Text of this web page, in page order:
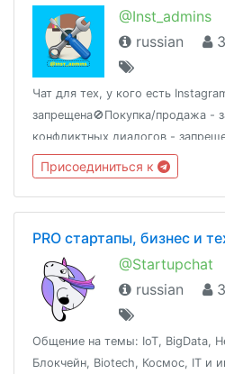
@Inst_admins
russian
Чат для тех, у кого есть
запрещена🚫Покупка/продажа -
конфликтных диалогов -
администратором: @lumon4uk
Присоединиться к
PRO стартапы, бизнес и
@Startupchat
russian
Общение на темы: IoT, BigData,
Блокчейн, Biotech, Космос, IT и